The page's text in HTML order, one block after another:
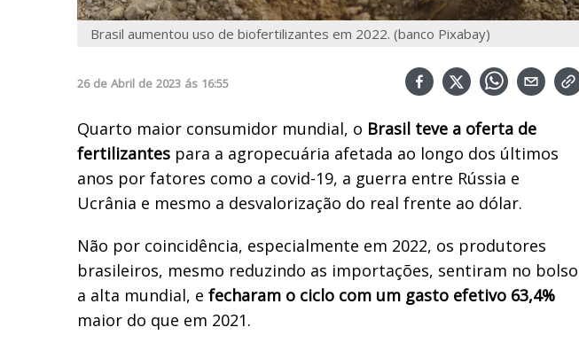
Brasil aumentou uso de biofertilizantes em 2022. (banco Pixabay)
26 de Abril de 2023 ás 16:55
Quarto maior consumidor mundial, o Brasil teve a oferta de
fertilizantes para a agropecuária afetada ao longo dos últimos
anos por fatores como a covid-19, a guerra entre Rússia e
Ucrânia e mesmo a desvalorização do real frente ao dólar.
Não por coincidência, especialmente em 2022, os produtores
brasileiros, mesmo reduzindo as importações, sentiram no bolso
a alta mundial, e fecharam o ciclo com um gasto efetivo 63,4%
maior do que em 2021.